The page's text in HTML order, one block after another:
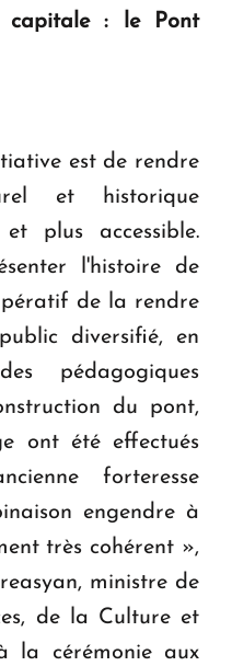
d'Arménie
capitale : le Pont
est de rendre
et historique
plus accessible.
l'histoire de
de la rendre
diversifié, en
pédagogiques
du pont,
ont été effectués
forteresse
engendre à
très cohérent »,
ministre de
de la Culture et
la cérémonie aux